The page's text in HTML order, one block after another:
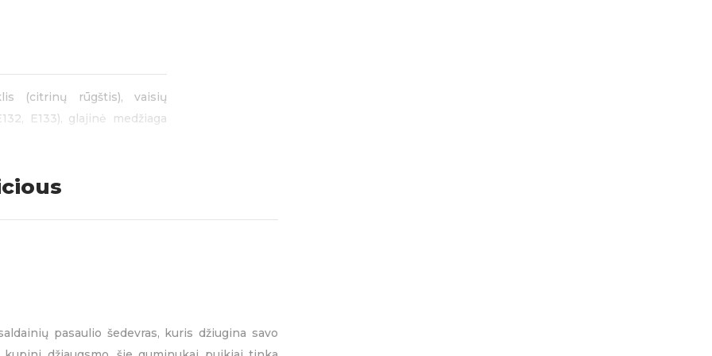
(citrinų rūgštis), vaisių
E133), glajinė medžiaga
pasaulio šedevras, kuris džiugina savo